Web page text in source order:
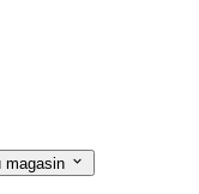
magasin 